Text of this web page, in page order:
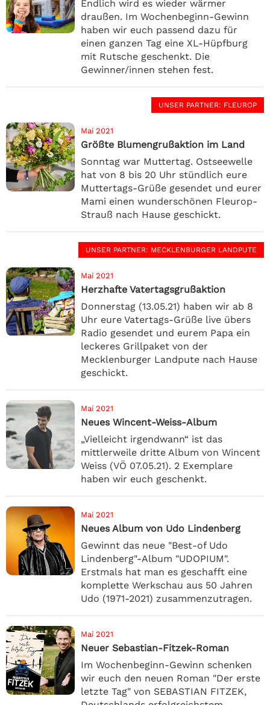
Endlich wird es wieder wärmer
draußen. Im Wochenbeginn-Gewinn
haben wir euch passend dazu für
einen ganzen Tag eine XL-Hüpfburg
mit Rutsche geschenkt. Die
Gewinner/innen stehen fest.
UNSER PARTNER: FLEUROP
Mai 2021
Größte Blumengrußaktion im Land
Sonntag war Muttertag. Ostseewelle
hat von 8 bis 20 Uhr stündlich eure
Muttertags-Grüße gesendet und eurer
Mami einen wunderschönen Fleurop-
Strauß nach Hause geschickt.
UNSER PARTNER: MECKLENBURGER LANDPUTE
Mai 2021
Herzhafte Vatertagsgrußaktion
Donnerstag (13.05.21) haben wir ab 8
Uhr eure Vatertags-Grüße live übers
Radio gesendet und eurem Papa ein
leckeres Grillpaket von der
Mecklenburger Landpute nach Hause
geschickt.
Mai 2021
Neues Wincent-Weiss-Album
„Vielleicht irgendwann“ ist das
mittlerweile dritte Album von Wincent
Weiss (VÖ 07.05.21). 2 Exemplare
haben wir euch geschenkt.
Mai 2021
Neues Album von Udo Lindenberg
Gewinnt das neue "Best-of Udo
Lindenberg"-Album "UDOPIUM".
Erstmals hat man es geschafft eine
komplette Werkschau aus 50 Jahren
Udo (1971-2021) zusammenzutragen.
Mai 2021
Neuer Sebastian-Fitzek-Roman
Im Wochenbeginn-Gewinn schenken
wir euch den neuen Roman "Der erste
letzte Tag" von SEBASTIAN FITZEK,